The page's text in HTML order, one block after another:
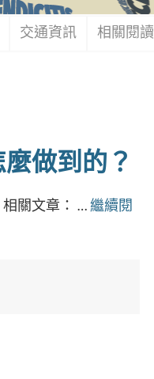
交通資訊 相關閱讀
做到的？
相關文章： … 繼續閱